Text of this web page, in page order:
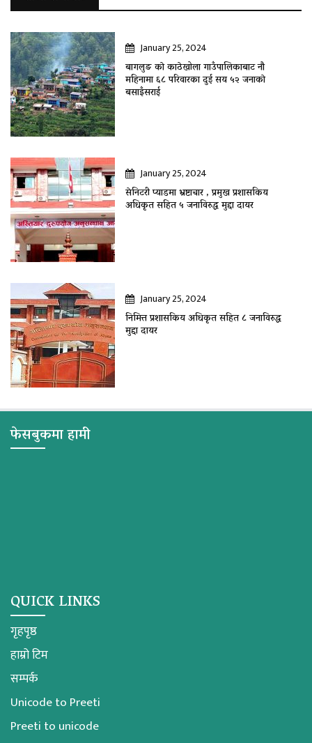
January 25, 2024
बागलुङ काे काठेखोला गाउँपालिकाबाट नौ
महिनामा ६८ परिवारका दुई सय ५२ जनाकाे
बसाइँसराई
January 25, 2024
सेनिटरी प्याडमा भ्रष्टाचार , प्रमुख प्रशासकिय
अधिकृत सहित ५ जनाविरुद्ध मुद्दा दायर
January 25, 2024
निमित्त प्रशासकिय अधिकृत सहित ८ जनाविरुद्ध
मुद्दा दायर
फेसबुकमा हामी
QUICK LINKS
गृहपृष्ठ
हाम्रो टिम
सम्पर्क
Unicode to Preeti
Preeti to unicode